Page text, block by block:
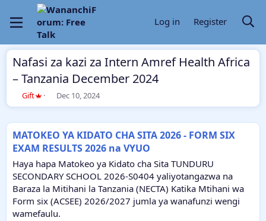
Log in Register
Nafasi za kazi za Intern Amref Health Africa
– Tanzania December 2024
T
h
a
d
t
a
r
t
e
Gift
S
t
t
d
a
t
e
Dec 10, 2024
MATOKEO YA KIDATO CHA SITA 2026 - FORM SIX
EXAM RESULTS 2026 na VYUO
Haya hapa Matokeo ya Kidato cha Sita TUNDURU
SECONDARY SCHOOL 2026-S0404 yaliyotangazwa na
Baraza la Mitihani la Tanzania (NECTA) Katika Mtihani wa
Form six (ACSEE) 2026/2027 jumla ya wanafunzi wengi
wamefaulu.